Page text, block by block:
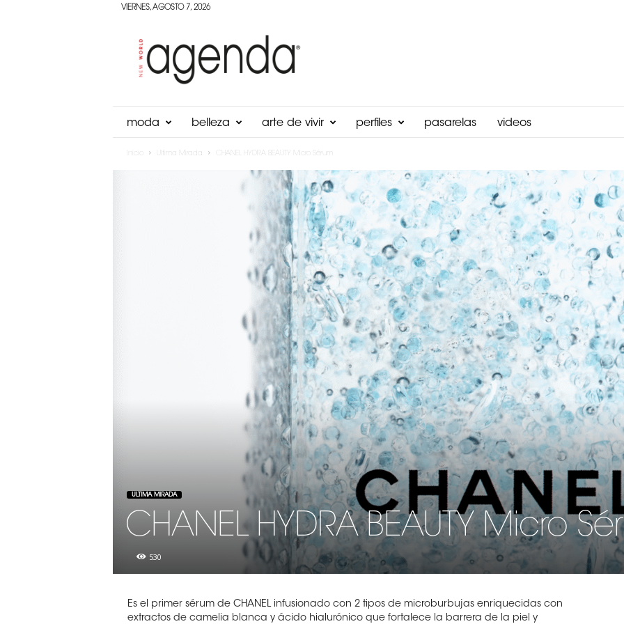
VIERNES, AGOSTO 7, 2026
Panama
moda belleza arte de vivir perfiles pasarelas videos
Ultima Mirada CHANEL HYDRA BEAUTY Micro Sérum
ULTIMA MIRADA
CHANEL HYDRA BEAUTY Micro
530
Es el primer sérum de CHANEL infusionado con 2 tipos de microburbujas enriquecidas con
extractos de camelia blanca y ácido hialurónico que fortalece la barrera de la piel y